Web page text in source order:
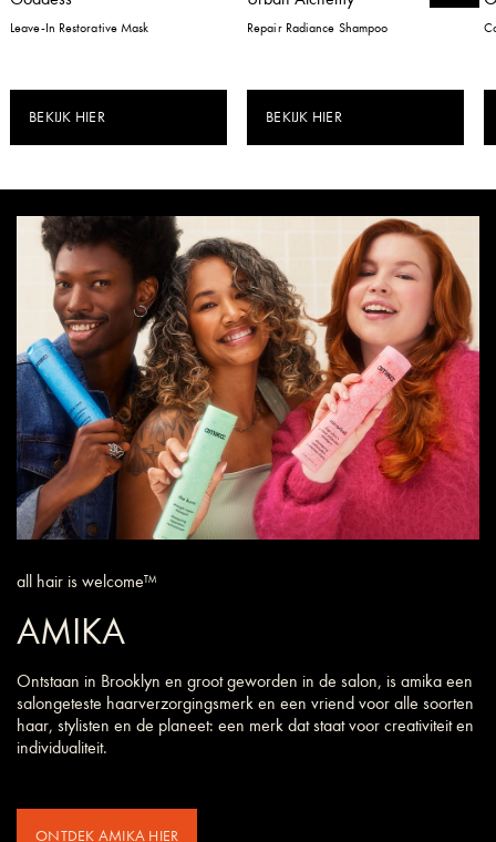
Leave-In Restorative Mask
BEKIJK HIER
Repair Radiance Shampoo
BEKIJK HIER
all hair is welcome™
AMIKA
Ontstaan in Brooklyn en groot geworden in de salon, is amika een
salongeteste haarverzorgings­merk en een vriend voor alle soorten
haar, stylisten en de planeet: een merk dat staat voor creativiteit en
individualiteit.
ONTDEK AMIKA HIER